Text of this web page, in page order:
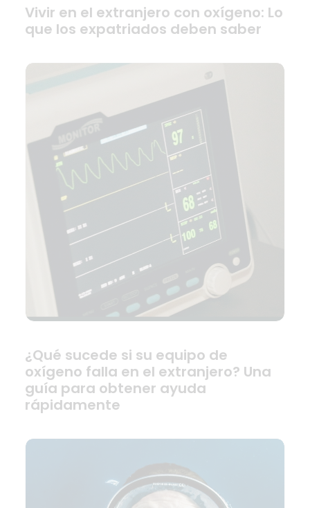
Vivir en el extranjero con oxígeno: Lo
que los expatriados deben saber
¿Qué sucede si su equipo de
oxígeno falla en el extranjero? Una
guía para obtener ayuda
rápidamente